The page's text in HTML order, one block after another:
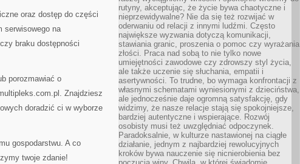
oraz dostęp do części
serwisowego na
braku dostępności
porozmawiać o
Znajdziesz
doradzić ci w wyborze
gospodarstwu. A co
twoje zdanie!
rutyny, akceptując, że życie bywa chaotyczne i
nieprzewidywalne? Nie da się też rozwijać w
oderwaniu od relacji z innymi ludźmi. Często
największe wyzwania dotyczą komunikacji,
stawiania granic, proszenia o pomoc czy wyrażania
złości. Praca nad sobą to nie tylko nowe
umiejętności zawodowe czy zdrowszy styl życia,
ale także uczenie się słuchania, empatii i
asertywności. To trudne, bo wymaga konfrontacji z
własnymi schematami wyniesionymi z dzieciństwa,
ale jednocześnie daje ogromną satysfakcję, gdy
widzimy, że nasze relacje stają się spokojniejsze,
bardziej autentyczne i wspierające. Rozwój
osobisty musi też uwzględniać odpoczynek.
Paradoksalnie, w kulturze nastawionej na ciągłe
działanie, jednym z najbardziej rewolucyjnych
kroków bywa nauczenie się nicnierobienia bez